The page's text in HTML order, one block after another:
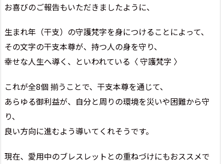
お喜びのご報告もいただきましたように、
生まれ年（干支）の守護梵字を身につけることによって、
その文字の干支本尊が、持つ人の身を守り、
幸せな人生へ導く、といわれている〈 守護梵字 〉
これが全8個 揃うことで、干支本尊を通じて、
あらゆる御利益が、自分と周りの環境を災いや困難から守
り、
良い方向に進むよう導いてくれそうです。
現在、愛用中のブレスレットとの重ねづけにもおススメで